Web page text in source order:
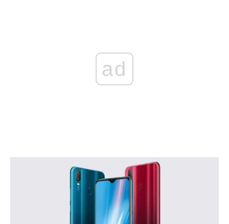
ad